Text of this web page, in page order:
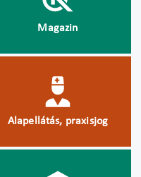
Magazin
Alapellátás, praxisjog